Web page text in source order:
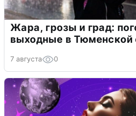
Жара, грозы и град:
выходные в Тюменской
7 августа 0